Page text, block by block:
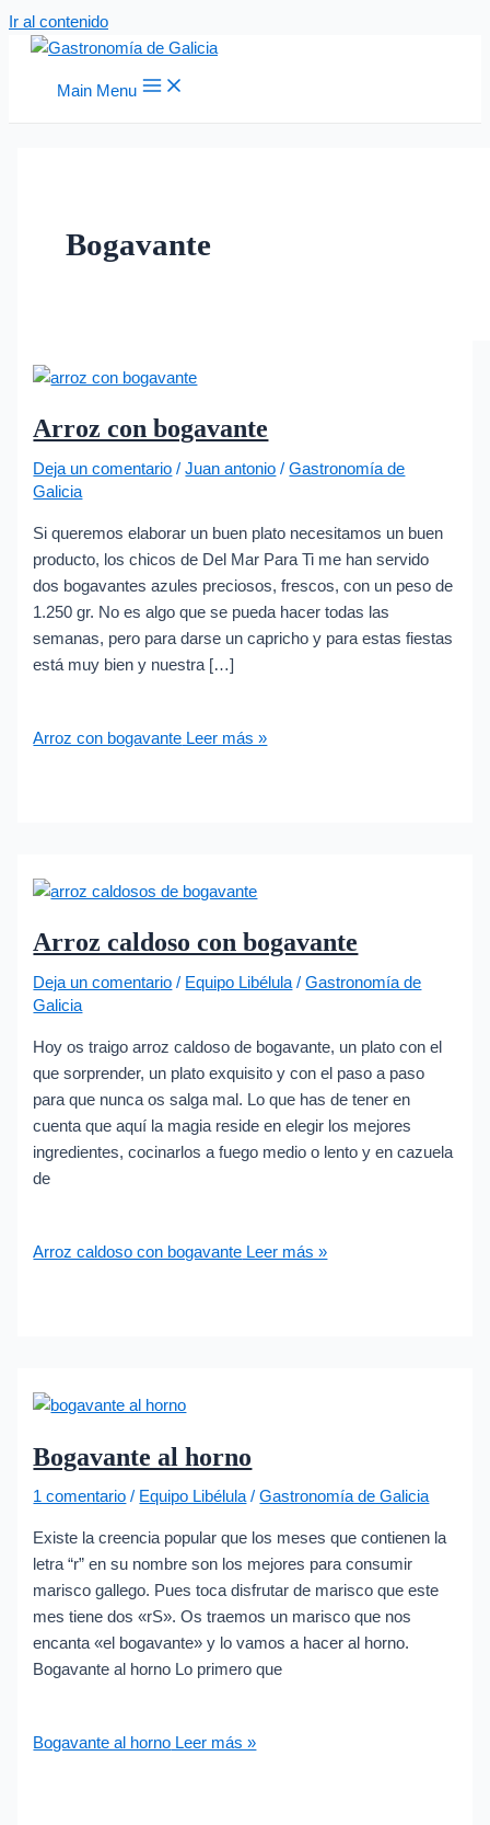
Ir al contenido
Main Menu
Bogavante
Arroz con bogavante
Deja un comentario /Juan antonio /Gastronomía de
Galicia
Si queremos elaborar un buen plato necesitamos un buen
producto, los chicos de Del Mar Para Ti me han servido
dos bogavantes azules preciosos, frescos, con un peso de
1.250 gr. No es algo que se pueda hacer todas las
semanas, pero para darse un capricho y para estas fiestas
está muy bien y nuestra […]
Arroz con bogavante Leer más »
Arroz caldoso con bogavante
Deja un comentario / Equipo Libélula/Gastronomía de
Galicia
Hoy os traigo arroz caldoso de bogavante, un plato con el
que sorprender, un plato exquisito y con el paso a paso
para que nunca os salga mal. Lo que has de tener en
cuenta que aquí la magia reside en elegir los mejores
ingredientes, cocinarlos a fuego medio o lento y en cazuela
de
Arroz caldoso con bogavante Leer más »
Bogavante al horno
1 comentario / Equipo Libélula/Gastronomía de Galicia
Existe la creencia popular que los meses que contienen la
letra “r” en su nombre son los mejores para consumir
marisco gallego. Pues toca disfrutar de marisco que este
mes tiene dos «rS». Os traemos un marisco que nos
encanta «el bogavante» y lo vamos a hacer al horno.
Bogavante al horno Lo primero que
Bogavante al horno Leer más »